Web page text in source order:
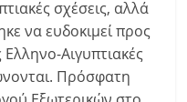
σχέσεις, αλλά
να ευδοκιμεί προς
Αιγυπτιακές
Πρόσφατη